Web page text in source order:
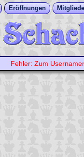
Eröffnungen
Fehler: Zum